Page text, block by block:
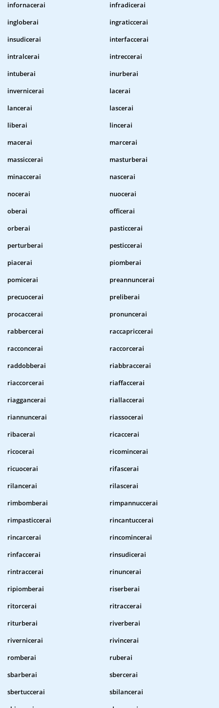
infornacerai
infradicerai
ingloberai
ingraticcerai
insudicerai
interfaccerai
intralcerai
intreccerai
intuberai
inurberai
invernicerai
lacerai
lancerai
lascerai
liberai
lincerai
macerai
marcerai
massiccerai
masturberai
minaccerai
nascerai
nocerai
nuocerai
oberai
officerai
orberai
pasticcerai
perturberai
pesticcerai
piacerai
piomberai
pomicerai
preannuncerai
precuocerai
preliberai
procaccerai
pronuncerai
rabbercerai
raccapriccerai
racconcerai
raccorcerai
raddobberai
riabbraccerai
riaccorcerai
riaffaccerai
riaggancerai
riallaccerai
riannuncerai
riassocerai
ribacerai
ricaccerai
ricocerai
ricomincerai
ricuocerai
rifascerai
rilancerai
rilascerai
rimbomberai
rimpannuccerai
rimpasticcerai
rincantuccerai
rincarcerai
rincomincerai
rinfaccerai
rinsudicerai
rintraccerai
rinuncerai
ripiomberai
riserberai
ritorcerai
ritraccerai
riturberai
riverberai
rivernicerai
rivincerai
romberai
ruberai
sbarberai
sbercerai
sbertuccerai
sbilancerai